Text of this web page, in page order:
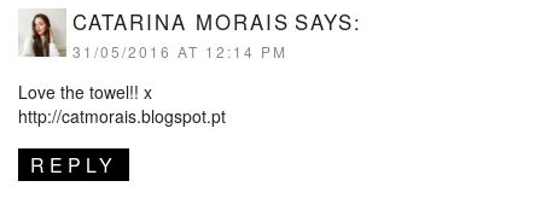
CATARINA MORAIS SAYS:
31/05/2016 AT 12:14 PM
Love the towel!! x
http://catmorais.blogspot.pt
REPLY